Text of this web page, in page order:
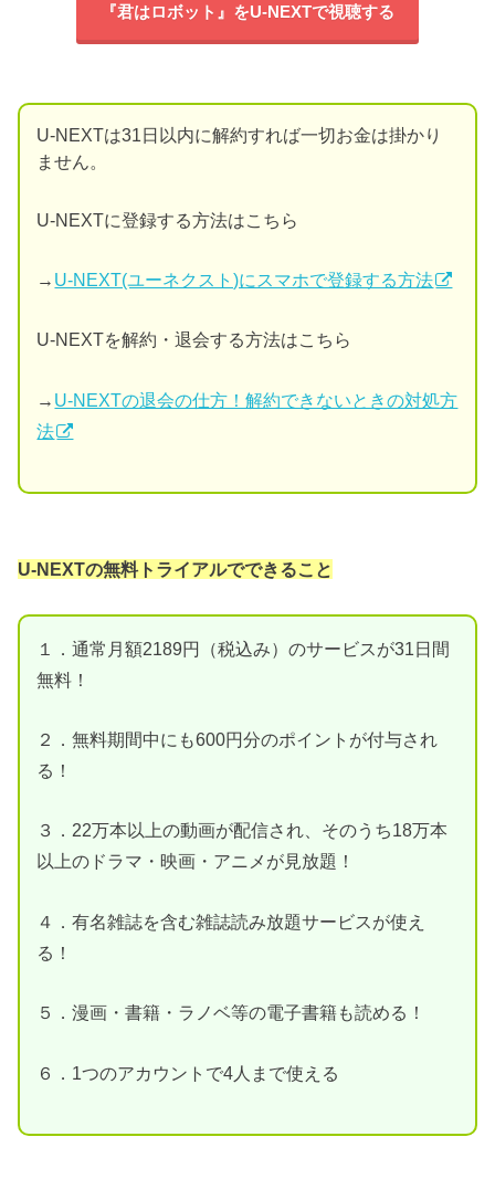
『君はロボット』をU-NEXTで視聴する
U-NEXTは31日以内に解約すれば一切お金は掛かり
ません。
U-NEXTに登録する方法はこちら
→ U-NEXT(ユーネクスト)にスマホで登録する方法
U-NEXTを解約・退会する方法はこちら
→ U-NEXTの退会の仕方！解約できないときの対処方
法
U-NEXTの無料トライアルでできること
１．通常月額2189円（税込み）のサービスが31日間
無料！
２．無料期間中にも600円分のポイントが付与され
る！
３．22万本以上の動画が配信され、そのうち18万本
以上のドラマ・映画・アニメが見放題！
４．有名雑誌を含む雑誌読み放題サービスが使え
る！
５．漫画・書籍・ラノベ等の電子書籍も読める！
６．1つのアカウントで4人まで使える